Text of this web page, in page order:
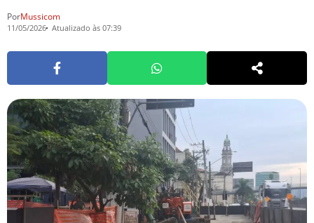
PorMussicom
11/05/2026 Atualizado às 07:39